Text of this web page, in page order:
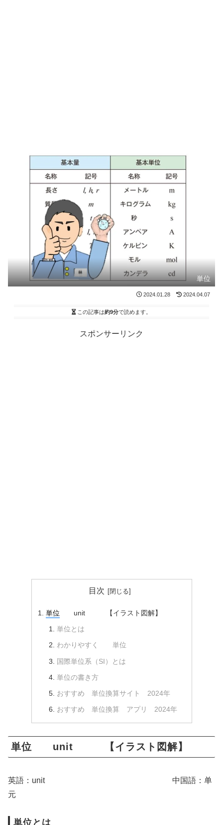
単位
2024.01.28 2024.04.07
この記事は約9分で読めます。
スポンサーリンク
目次
単位 unit 【イラスト図解】
単位とは
わかりやすく 単位
国際単位系（SI）とは
単位の書き方
おすすめ 単位換算サイト 2024年
おすすめ 単位換算 アプリ 2024年
単位 unit 【イラスト図解】
英語：unit 中国語：单
元
単位とは